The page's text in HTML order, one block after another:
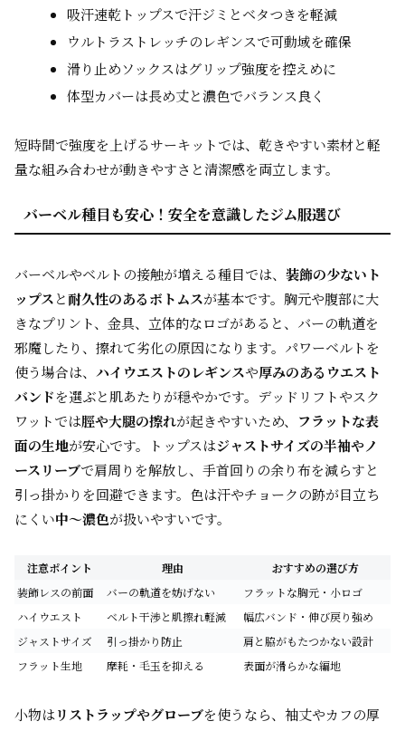
吸汗速乾トップスで汗ジミとベタつきを軽減
ウルトラストレッチのレギンスで可動域を確保
滑り止めソックスはグリップ強度を控えめに
体型カバーは長め丈と濃色でバランス良く
短時間で強度を上げるサーキットでは、乾きやすい素材と軽
量な組み合わせが動きやすさと清潔感を両立します。
バーベル種目も安心！安全を意識したジム服選び
バーベルやベルトの接触が増える種目では、 装飾の少ないト
ップスと耐久性のあるボトムスが基本です。胸元や腹部に大
きなプリント、金具、立体的なロゴがあると、バーの軌道を
邪魔したり、擦れて劣化の原因になります。パワーベルトを
使う場合は、 ハイウエストのレギンスや厚みのあるウエスト
バンドを選ぶと肌あたりが穏やかです。デッドリフトやスク
ワットでは脛や大腿の擦れが起きやすいため、 フラットな表
面の生地が安心です。トップスはジャストサイズの半袖やノ
ースリーブで肩周りを解放し、手首回りの余り布を減らすと
引っ掛かりを回避できます。色は汗やチョークの跡が目立ち
にくい中〜濃色が扱いやすいです。
注意ポイント 理由
おすすめの選び方
装飾レスの前面
バーの軌道を妨げない
フラットな胸元・小ロゴ
ハイウエスト
ベルト干渉と肌擦れ軽減
幅広バンド・伸び戻り強め
ジャストサイズ
引っ掛かり防止
肩と脇がもたつかない設計
フラット生地
摩耗・毛玉を抑える 表面が滑らかな編地
小物はリストラップやグローブを使うなら、袖丈やカフの厚